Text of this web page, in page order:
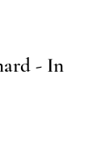
- In